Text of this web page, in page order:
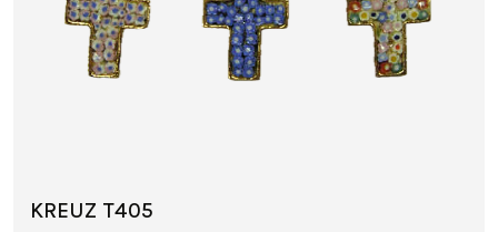
KREUZ T405